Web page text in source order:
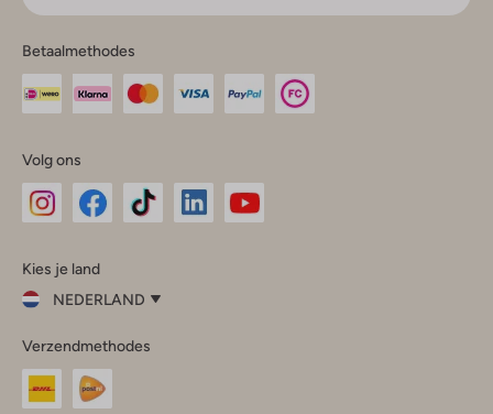
Betaalmethodes
Volg ons
InstagramFacebook
Kies je land
NEDERLAND
je
land
Nederland
Verzendmethodes